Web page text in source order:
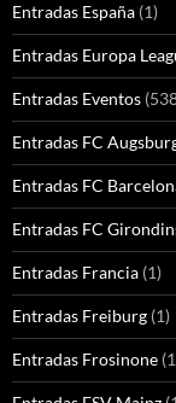
Entradas España (1)
Entradas Europa
Entradas Eventos
Entradas FC
Entradas FC
Entradas FC
Entradas Francia (1)
Entradas Freiburg (1)
Entradas Frosinone